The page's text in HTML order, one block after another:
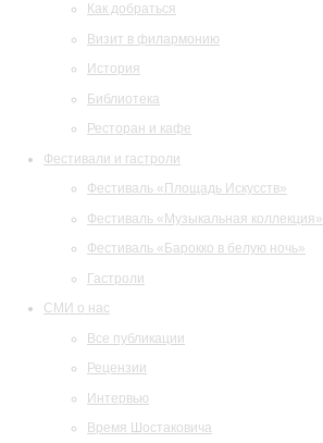
Как добраться
Визит в филармонию
История
Библиотека
Ресторан и кафе
Фестивали и гастроли
Фестиваль «Площадь Искусств»
Фестиваль «Музыкальная коллекция»
Фестиваль «Барокко в белую ночь»
Гастроли
СМИ о нас
Все публикации
Рецензии
Интервью
Время Шостаковича